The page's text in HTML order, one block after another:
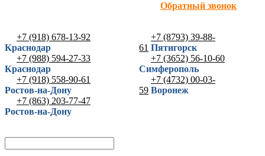
Обратный звонок
+7 (918) 678-13-92
Краснодар
+7 (988) 594-27-33
Краснодар
+7 (918) 558-90-61
Ростов-на-Дону
+7 (863) 203-77-47
Ростов-на-Дону
+7 (8793) 39-88-
61 Пятигорск
+7 (3652) 56-10-60
Симферополь
+7 (4732) 00-03-
59 Воронеж